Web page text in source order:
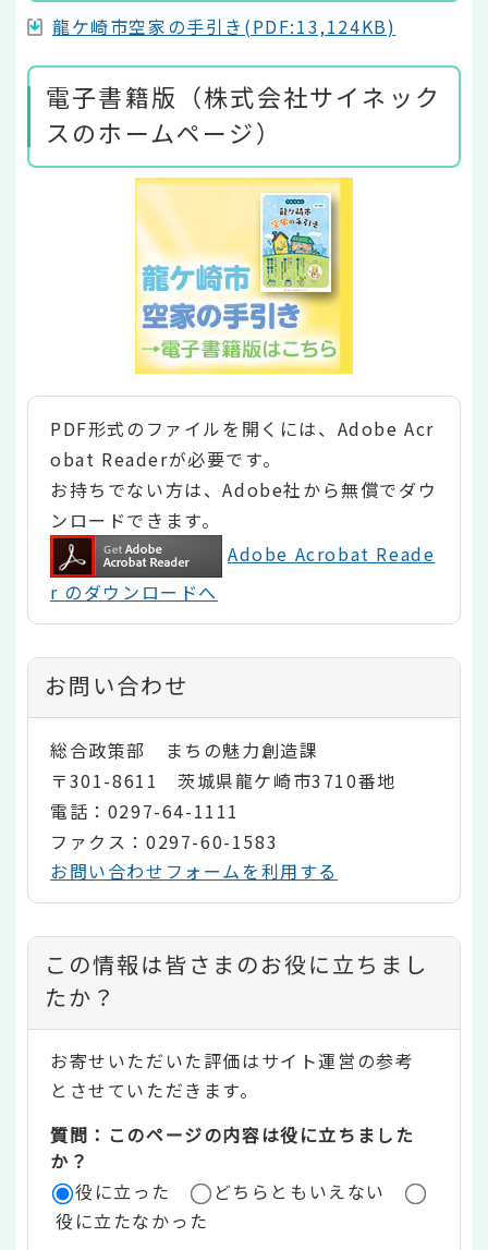
龍ケ崎市空家の手引き(PDF:13,124KB)
電子書籍版（株式会社サイネック
スのホームページ）
PDF形式のファイルを開くには、Adobe Acr
obat Readerが必要です。
お持ちでない方は、Adobe社から無償でダウ
ンロードできます。
Adobe Acrobat Reade
r のダウンロードへ
お問い合わせ
総合政策部 まちの魅力創造課
〒301-8611 茨城県龍ケ崎市3710番地
電話：0297-64-1111
ファクス：0297-60-1583
お問い合わせフォームを利用する
コ
ン
テ
ン
ツ
評
価
この情報は皆さまのお役に立ちまし
たか？
お寄せいただいた評価はサイト運営の参考
とさせていただきます。
質問：このページの内容は役に立ちました
か？
役に立った
どちらともいえない
役に立たなかった